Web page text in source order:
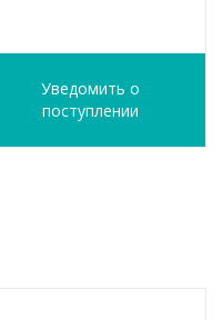
Уведомить о
поступлении